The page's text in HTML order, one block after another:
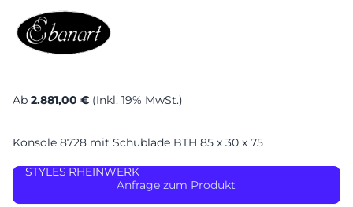
STYLES RHEINWERK
Ab 2.881,00 € (Inkl. 19% MwSt.)
Konsole 8728 mit Schublade BTH 85 x 30 x 75
Anfrage zum Produkt